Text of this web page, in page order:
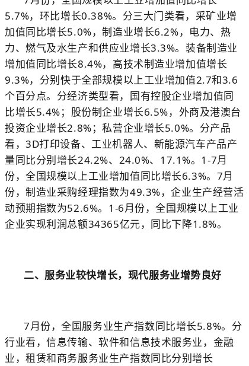
5.7%，环比增长0.38%。分三大门类看，采矿业增
加值同比增长5.0%，制造业增长6.2%，电力、热
力、燃气及水生产和供应业增长3.3%。装备制造业
增加值同比增长8.4%，高技术制造业增加值增长
9.3%，分别快于全部规模以上工业增加值2.7和3.6
个百分点。分经济类型看，国有控股企业增加值同
比增长5.4%；股份制企业增长6.5%，外商及港澳台
投资企业增长2.8%；私营企业增长5.0%。分产品
看，3D打印设备、工业机器人、新能源汽车产品产
量同比分别增长24.2%、 24.0%、 17.1%。 1-7月
份，全国规模以上工业增加值同比增长6.3%。 7月
份，制造业采购经理指数为49.3%，企业生产经营活
动预期指数为52.6%。 1-6月份，全国规模以上工业
企业实现利润总额34365亿元，同比下降1.8%。
二、服务业较快增长，现代服务业增势良好
7月份，全国服务业生产指数同比增长5.8%。分
行业看，信息传输、软件和信息技术服务业，金融
业，租赁和商务服务业生产指数同比分别增长